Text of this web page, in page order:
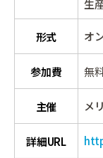
生
形式 オ
参加費 無
主催 メ
詳細URL